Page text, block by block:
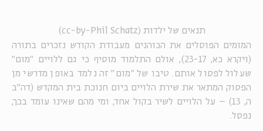
תנאים של ילדות (cc-by-Phil Schatz)
המומים הפוסלים את הכוהנים מעבודת הקודש נזכרים בתורה
(ויקרא כא, 23-17), אולם התלמוד מוסיף כי גם ללויים "מום"
שעלול לפסול אותם. טיבו של "מום" זה נלמד באופן מדרשי מן
הפסוק המתאר את שירת הלויים ביום חנוכת בית המקדש (דה"ב
ה, 13) – על הלויים לשיר בקול אחד, ומי מהם שאינו עומד בכך,
נפסל.